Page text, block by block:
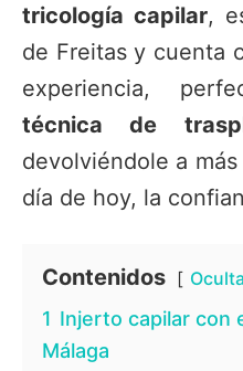
tricología capilar,
de Freitas y cuenta
experiencia,
técnica de
devolviéndole a
día de hoy, la
Contenidos
1 Injerto capilar con
Málaga